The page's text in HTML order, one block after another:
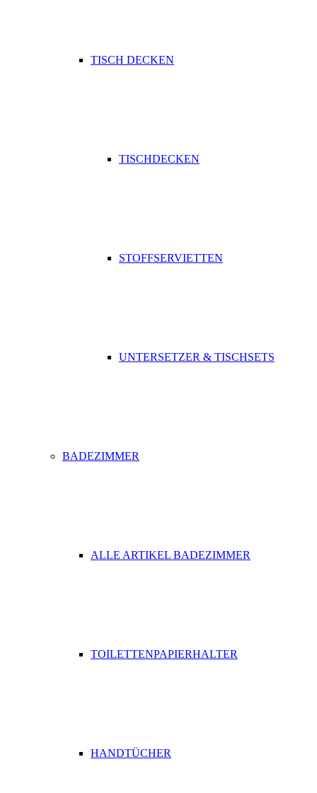
TISCH DECKEN
TISCHDECKEN
STOFFSERVIETTEN
UNTERSETZER & TISCHSETS
BADEZIMMER
ALLE ARTIKEL BADEZIMMER
TOILETTENPAPIERHALTER
HANDTÜCHER